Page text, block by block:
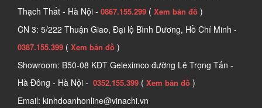
Thạch Thất - Hà Nội - 0867.155.299 ( Xem bản đồ )
CN 3: 5/222 Thuận Giao, Đại lộ Bình Dương, Hồ Chí Minh -
0387.155.399 ( Xem bản đồ )
Showroom: B50-08 KĐT Geleximco đường Lê Trọng Tấn -
Hà Đông - Hà Nội - 0352.155.399 ( Xem bản đồ )
Email: kinhdoanhonline@vinachi.vn